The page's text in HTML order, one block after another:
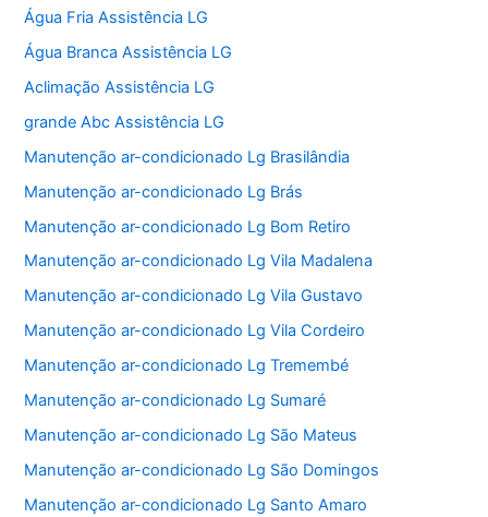
Água Fria Assistência LG
Água Branca Assistência LG
Aclimação Assistência LG
grande Abc Assistência LG
Manutenção ar-condicionado Lg Brasilândia
Manutenção ar-condicionado Lg Brás
Manutenção ar-condicionado Lg Bom Retiro
Manutenção ar-condicionado Lg Vila Madalena
Manutenção ar-condicionado Lg Vila Gustavo
Manutenção ar-condicionado Lg Vila Cordeiro
Manutenção ar-condicionado Lg Tremembé
Manutenção ar-condicionado Lg Sumaré
Manutenção ar-condicionado Lg São Mateus
Manutenção ar-condicionado Lg São Domingos
Manutenção ar-condicionado Lg Santo Amaro